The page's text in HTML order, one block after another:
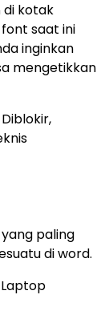
di kotak
saat ini
inginkan
mengetikkan
paling
di word.